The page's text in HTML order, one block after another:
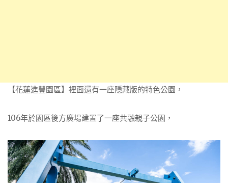
【花蓮進豐園區】裡面還有一座隱藏版的特色公園，
106年於園區後方廣場建置了一座共融親子公園，